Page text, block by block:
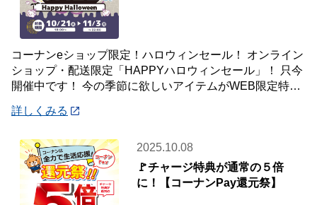
コーナンeショップ限定！ハロウィンセール！ オンライン
ショップ・配送限定「HAPPYハロウィンセール」！ 只今
開催中です！ 今の季節に欲しいアイテムがWEB限定特別
詳しくみる
2025.10.08
🚩チャージ特典が通常の５倍
に！【コーナンPay還元祭】